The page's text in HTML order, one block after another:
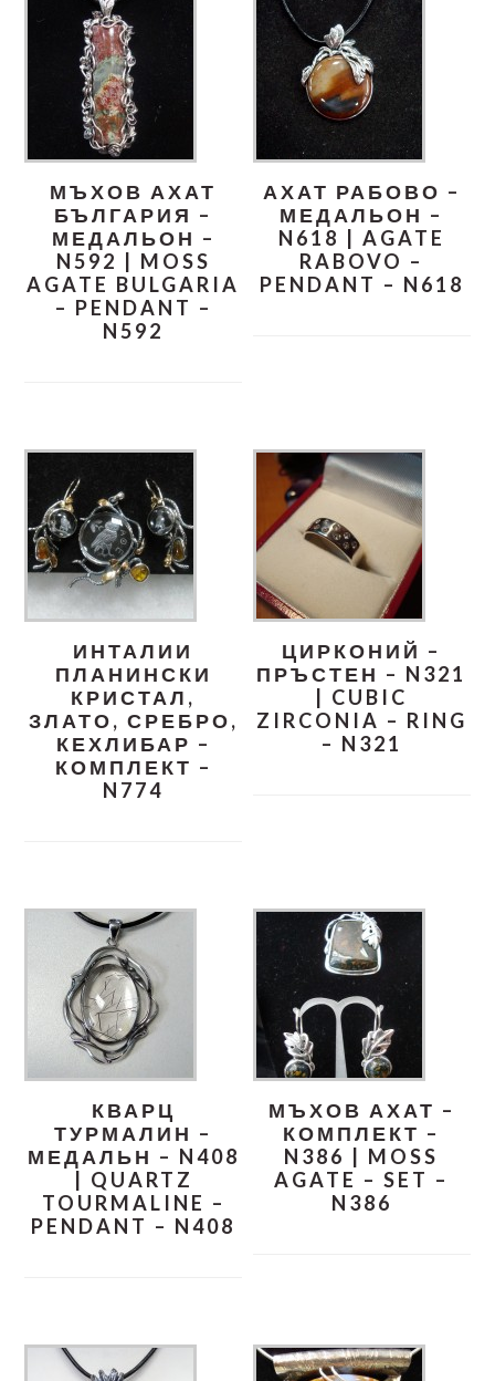
МЪХОВ АХАТ
БЪЛГАРИЯ –
МЕДАЛЬОН –
N592 | MOSS
AGATE BULGARIA
– PENDANT –
N592
АХАТ РАБОВО –
МЕДАЛЬОН –
N618 | AGATE
RABOVO –
PENDANT – N618
ИНТАЛИИ
ПЛАНИНСКИ
КРИСТАЛ,
ЗЛАТО, СРЕБРО,
КЕХЛИБАР –
КОМПЛЕКТ –
N774
ЦИРКОНИЙ –
ПРЪСТЕН – N321
| CUBIC
ZIRCONIA – RING
– N321
КВАРЦ
ТУРМАЛИН –
МЕДАЛЬН – N408
| QUARTZ
TOURMALINE –
PENDANT – N408
МЪХОВ АХАТ –
КОМПЛЕКТ –
N386 | MOSS
AGATE – SET –
N386